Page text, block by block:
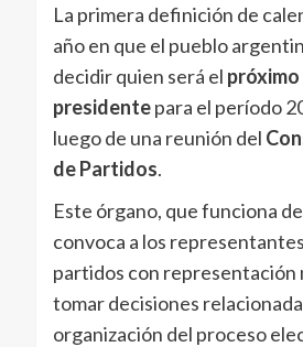
La primera definición de
año en que el pueblo
decidir quien será el próximo
presidentepara el período
luego de una reunión del
de Partidos.
Este órgano, que funciona
convoca a los
partidos con representación
tomar decisiones
organización del proceso